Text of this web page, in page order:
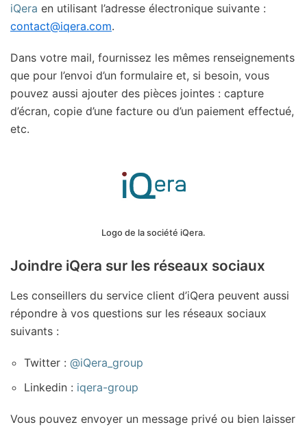
iQera en utilisant l’adresse électronique suivante :
contact@iqera.com.
Dans votre mail, fournissez les mêmes renseignements
que pour l’envoi d’un formulaire et, si besoin, vous
pouvez aussi ajouter des pièces jointes : capture
d’écran, copie d’une facture ou d’un paiement effectué,
etc.
Logo de la société iQera.
Joindre iQera sur les réseaux sociaux
Les conseillers du service client d’iQera peuvent aussi
répondre à vos questions sur les réseaux sociaux
suivants :
Twitter : @iQera_group
Linkedin : iqera-group
Vous pouvez envoyer un message privé ou bien laisser